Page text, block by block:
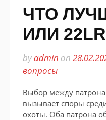
ЧТО
ИЛИ
byadmin on
вопросы
Выбор между
вызывает споры
охоты. Оба патрона